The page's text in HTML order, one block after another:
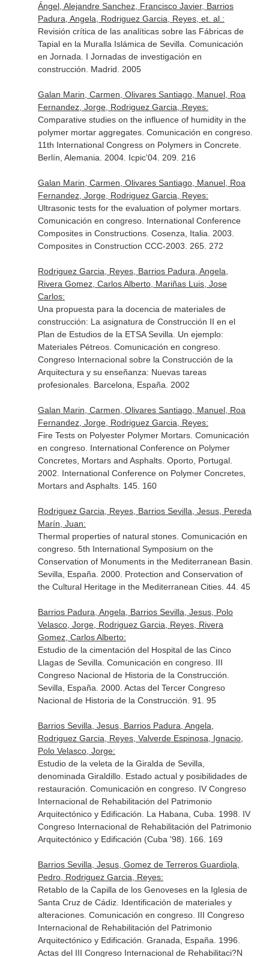
Ángel, Alejandre Sanchez, Francisco Javier, Barrios
Padura, Angela, Rodriguez Garcia, Reyes, et. al.:
Revisión crítica de las analíticas sobre las Fábricas de
Tapial en la Muralla Islámica de Sevilla. Comunicación
en Jornada. I Jornadas de investigación en
construcción. Madrid. 2005
Galan Marin, Carmen, Olivares Santiago, Manuel, Roa
Fernandez, Jorge, Rodriguez Garcia, Reyes:
Comparative studies on the influence of humidity in the
polymer mortar aggregates. Comunicación en congreso.
11th International Congress on Polymers in Concrete.
Berlín, Alemania. 2004. Icpic'04. 209. 216
Galan Marin, Carmen, Olivares Santiago, Manuel, Roa
Fernandez, Jorge, Rodriguez Garcia, Reyes:
Ultrasonic tests for the evaluation of polymer mortars.
Comunicación en congreso. International Conference
Composites in Constructions. Cosenza, Italia. 2003.
Composites in Construction CCC-2003. 265. 272
Rodriguez Garcia, Reyes, Barrios Padura, Angela,
Rivera Gomez, Carlos Alberto, Mariñas Luis, Jose
Carlos:
Una propuesta para la docencia de materiales de
construcción: La asignatura de Construcción II en el
Plan de Estudios de la ETSA Sevilla. Un ejemplo:
Materiales Pétreos. Comunicación en congreso.
Congreso Internacional sobre la Construcción de la
Arquitectura y su enseñanza: Nuevas tareas
profesionales. Barcelona, España. 2002
Galan Marin, Carmen, Olivares Santiago, Manuel, Roa
Fernandez, Jorge, Rodriguez Garcia, Reyes:
Fire Tests on Polyester Polymer Mortars. Comunicación
en congreso. International Conference on Polymer
Concretes, Mortars and Asphalts. Oporto, Portugal.
2002. International Conference on Polymer Concretes,
Mortars and Asphalts. 145. 160
Rodriguez Garcia, Reyes, Barrios Sevilla, Jesus, Pereda
Marín, Juan:
Thermal properties of natural stones. Comunicación en
congreso. 5th International Symposium on the
Conservation of Monuments in the Mediterranean Basin.
Sevilla, España. 2000. Protection and Conservation of
the Cultural Heritage in the Mediterranean Cities. 44. 45
Barrios Padura, Angela, Barrios Sevilla, Jesus, Polo
Velasco, Jorge, Rodriguez Garcia, Reyes, Rivera
Gomez, Carlos Alberto:
Estudio de la cimentación del Hospital de las Cinco
Llagas de Sevilla. Comunicación en congreso. III
Congreso Nacional de Historia de la Construcción.
Sevilla, España. 2000. Actas del Tercer Congreso
Nacional de Historia de la Construcción. 91. 95
Barrios Sevilla, Jesus, Barrios Padura, Angela,
Rodriguez Garcia, Reyes, Valverde Espinosa, Ignacio,
Polo Velasco, Jorge:
Estudio de la veleta de la Giralda de Sevilla,
denominada Giraldillo. Estado actual y posibilidades de
restauración. Comunicación en congreso. IV Congreso
Internacional de Rehabilitación del Patrimonio
Arquitectónico y Edificación. La Habana, Cuba. 1998. IV
Congreso Internacional de Rehabilitación del Patrimonio
Arquitectónico y Edificación (Cuba '98). 166. 169
Barrios Sevilla, Jesus, Gomez de Terreros Guardiola,
Pedro, Rodriguez Garcia, Reyes:
Retablo de la Capilla de los Genoveses en la Iglesia de
Santa Cruz de Cádiz. Identificación de materiales y
alteraciones. Comunicación en congreso. III Congreso
Internacional de Rehabilitación del Patrimonio
Arquitectónico y Edificación. Granada, España. 1996.
Actas del III Congreso Internacional de Rehabilitaci?N